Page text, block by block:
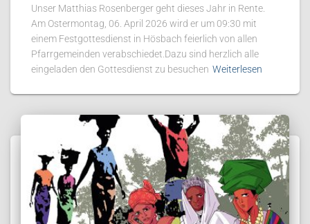
Unser Matthias Rosenberger geht dieses Jahr in Rente.
Am Ostermontag, 06. April 2026 wird er um 09:30 mit
einem Festgottesdienst in Hösbach feierlich von allen
Pfarrgemeinden verabschiedet.Dazu sind herzlich alle
eingeladen den Gottesdienst zu besuchen Weiterlesen